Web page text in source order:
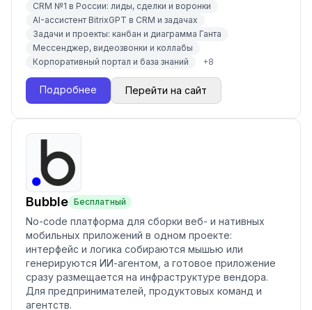
CRM №1 в России: лиды, сделки и воронки
AI-ассистент BitrixGPT в CRM и задачах
Задачи и проекты: канбан и диаграмма Ганта
Мессенджер, видеозвонки и коллабы
Корпоративный портал и база знаний
+8
Подробнее Перейти на сайт
Bubble Бесплатный
No-code платформа для сборки веб- и нативных
мобильных приложений в одном проекте:
интерфейс и логика собираются мышью или
генерируются ИИ-агентом, а готовое приложение
сразу размещается на инфраструктуре вендора.
Для предпринимателей, продуктовых команд и
агентств.